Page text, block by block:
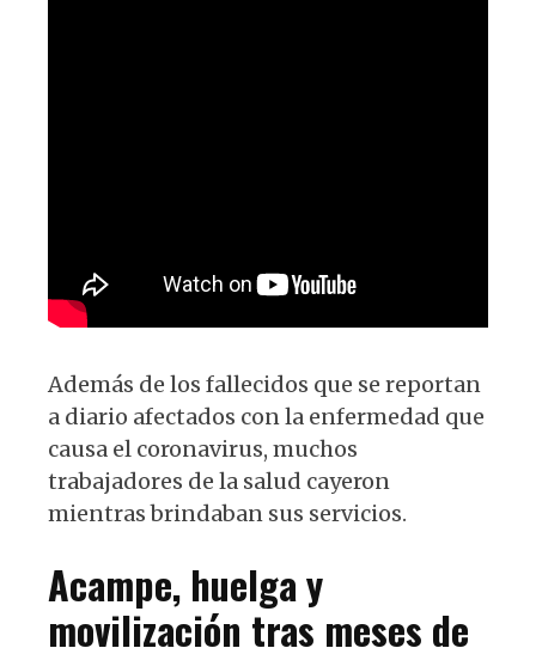
Además de los fallecidos que se reportan
a diario afectados con la enfermedad que
causa el coronavirus, muchos
trabajadores de la salud cayeron
mientras brindaban sus servicios.
Acampe, huelga y
movilización tras meses de